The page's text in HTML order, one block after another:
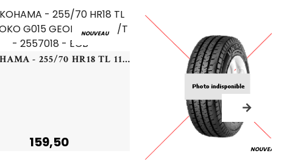
NOUVEAU
YOKOHAMA - 255/70 HR18 TL 113H YOKO G015 GEOLANDAR A/T - 2557018 - ECB
159,50 NOUVEAU